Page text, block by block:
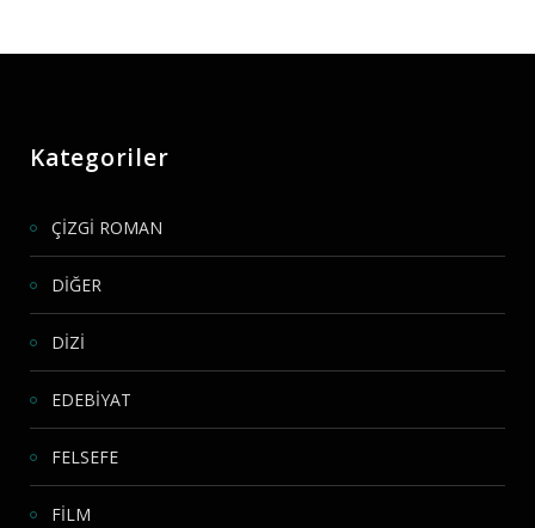
Kategoriler
ÇİZGİ ROMAN
DİĞER
DİZİ
EDEBİYAT
FELSEFE
FİLM